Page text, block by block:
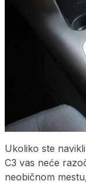
Ukoliko ste
C3 vas neće
neobičnom